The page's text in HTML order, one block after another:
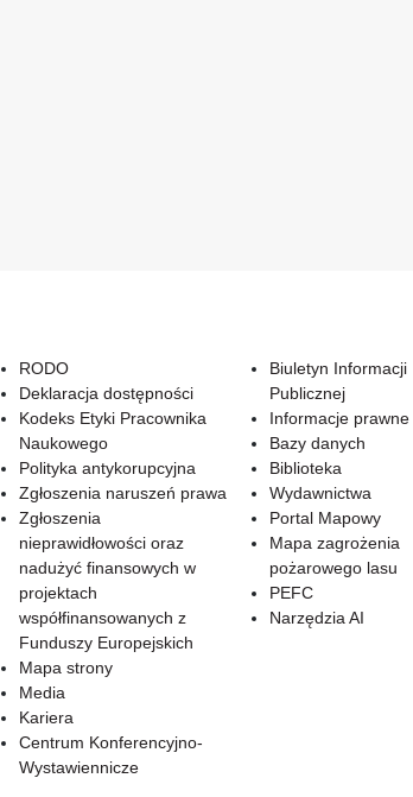
RODO
Deklaracja dostępności
Kodeks Etyki Pracownika
Naukowego
Polityka antykorupcyjna
Zgłoszenia naruszeń prawa
Zgłoszenia
nieprawidłowości oraz
nadużyć finansowych w
projektach
współfinansowanych z
Funduszy Europejskich
Mapa strony
Media
Kariera
Centrum Konferencyjno-
Wystawiennicze
Biuletyn Informacji
Publicznej
Informacje prawne
Bazy danych
Biblioteka
Wydawnictwa
Portal Mapowy
Mapa zagrożenia
pożarowego lasu
PEFC
Narzędzia AI